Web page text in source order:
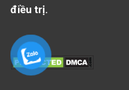
điều trị.